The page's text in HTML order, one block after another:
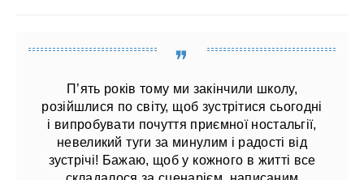
П’ять років тому ми закінчили школу,
розійшлися по світу, щоб зустрітися сьогодні
і випробувати почуття приємної ностальгії,
невеликий туги за минулим і радості від
зустрічі! Бажаю, щоб у кожного в житті все